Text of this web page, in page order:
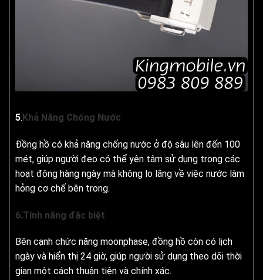
5.Khả Năng Chống Nước
Đồng hồ có khả năng chống nước ở độ sâu lên đến 100
mét, giúp người đeo có thể yên tâm sử dụng trong các
hoạt động hàng ngày mà không lo lắng về việc nước làm
hỏng cơ chế bên trong.
6.Tính năng đặc biệt
Bên cạnh chức năng moonphase, đồng hồ còn có lịch
ngày và hiển thị 24 giờ, giúp người sử dụng theo dõi thời
gian một cách thuận tiện và chính xác.